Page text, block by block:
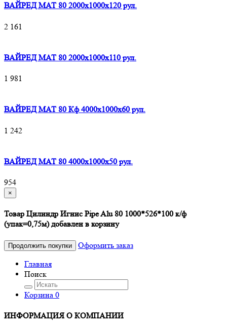
ВАЙРЕД МАТ 80 2000x1000x120 рул.
2 161
ВАЙРЕД МАТ 80 2000x1000x110 рул.
1 981
ВАЙРЕД МАТ 80 Кф 4000x1000x60 рул.
1 242
ВАЙРЕД МАТ 80 4000x1000x50 рул.
954
×
Товар Цилиндр Игнис Pipe Alu 80 1000*526*100 к/ф
(упак=0,75м) добавлен в корзину
Продолжить покупки
Оформить заказ
Главная
Поиск
Корзина 0
ИНФОРМАЦИЯ О КОМПАНИИ